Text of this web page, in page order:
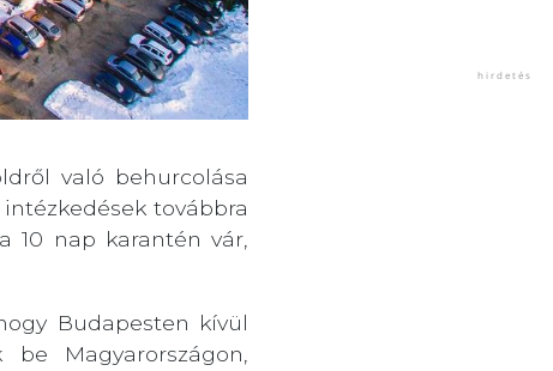
való behurcolása
továbbra
10 nap karantén vár,
Budapesten kívül
Magyarországon,